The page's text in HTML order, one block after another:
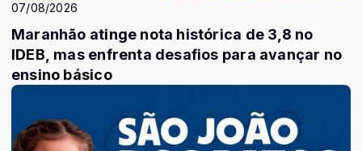
07/08/2026
Maranhão atinge nota histórica de 3,8 no
IDEB, mas enfrenta desafios para avançar no
ensino básico